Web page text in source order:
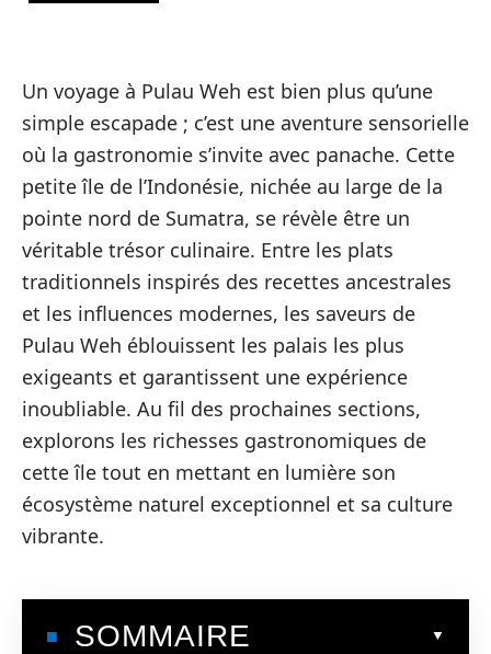
Un voyage à Pulau Weh est bien plus qu’une
simple escapade ; c’est une aventure sensorielle
où la gastronomie s’invite avec panache. Cette
petite île de l’Indonésie, nichée au large de la
pointe nord de Sumatra, se révèle être un
véritable trésor culinaire. Entre les plats
traditionnels inspirés des recettes ancestrales
et les influences modernes, les saveurs de
Pulau Weh éblouissent les palais les plus
exigeants et garantissent une expérience
inoubliable. Au fil des prochaines sections,
explorons les richesses gastronomiques de
cette île tout en mettant en lumière son
écosystème naturel exceptionnel et sa culture
vibrante.
SOMMAIRE